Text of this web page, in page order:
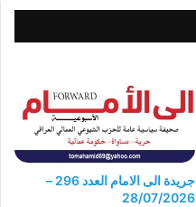
جريدة الى الامام العدد 296 –
28/07/2026